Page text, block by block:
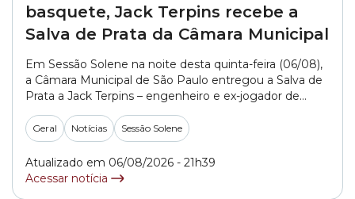
basquete, Jack Terpins recebe a
Salva de Prata da Câmara Municipal
Em Sessão Solene na noite desta quinta-feira (06/08),
a Câmara Municipal de São Paulo entregou a Salva de
Prata a Jack Terpins – engenheiro e ex-jogador de
basquete. A homenagem foi proposta pela vereadora
Cris Monteiro (NOVO). A honraria reconhece o trabalho
de Terpins nas áreas do esporte, do
empreendedorismo, do diálogo inter-religioso, da
promoção... »
Geral Notícias Sessão Solene
Atualizado em 06/08/2026 - 21h39
Acessar notícia